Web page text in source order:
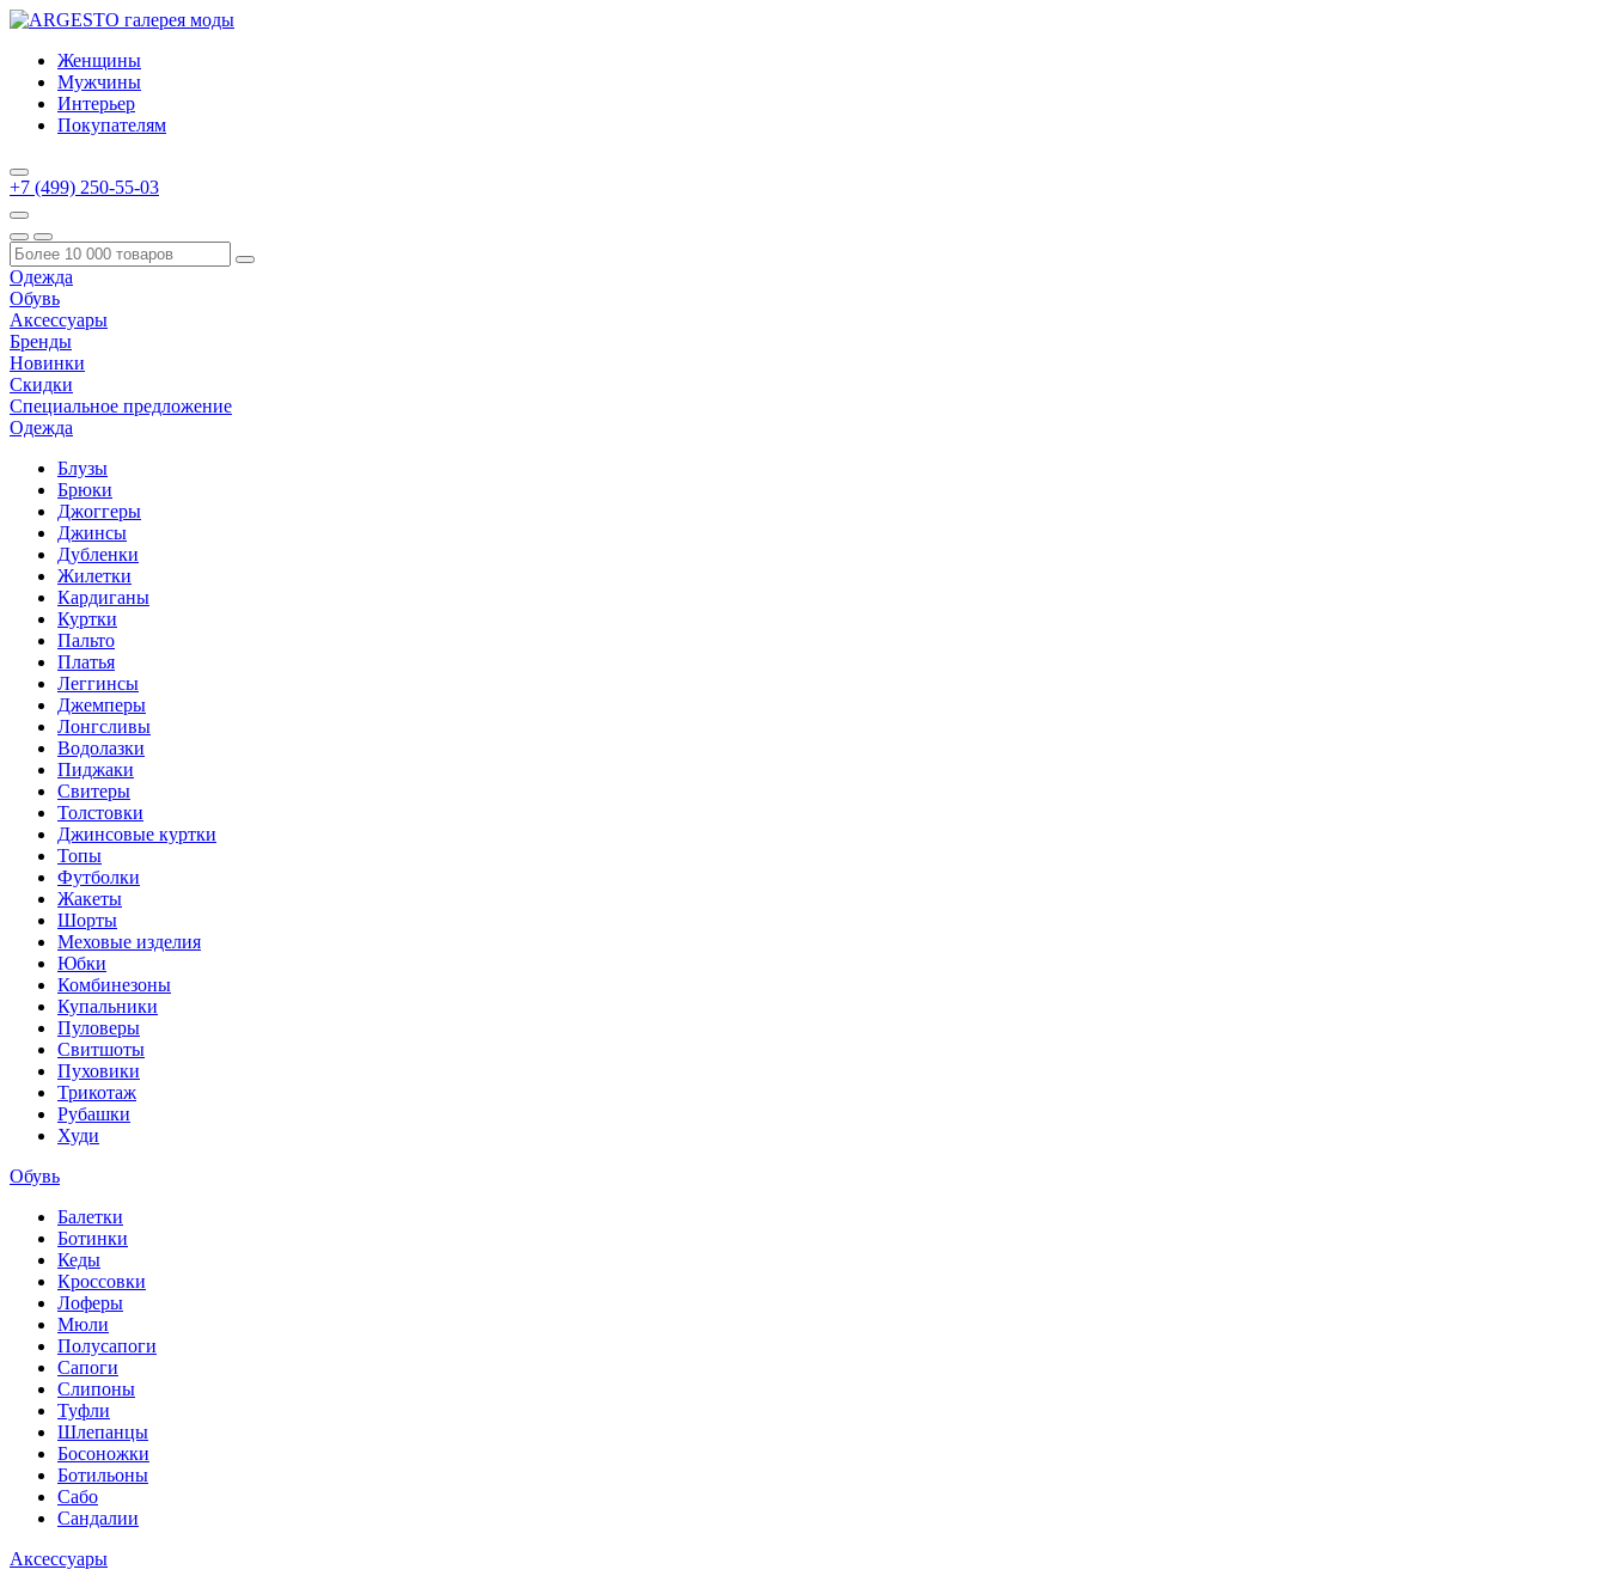
Женщины
Мужчины
Интерьер
Покупателям
+7 (499) 250-55-03
Одежда
Обувь
Аксессуары
Бренды
Новинки
Скидки
Специальное предложение
Одежда
Блузы
Брюки
Джоггеры
Джинсы
Дубленки
Жилетки
Кардиганы
Куртки
Пальто
Платья
Леггинсы
Джемперы
Лонгсливы
Водолазки
Пиджаки
Свитеры
Толстовки
Джинсовые куртки
Топы
Футболки
Жакеты
Шорты
Меховые изделия
Юбки
Комбинезоны
Купальники
Пуловеры
Свитшоты
Пуховики
Трикотаж
Рубашки
Худи
Обувь
Балетки
Ботинки
Кеды
Кроссовки
Лоферы
Мюли
Полусапоги
Сапоги
Слипоны
Туфли
Шлепанцы
Босоножки
Ботильоны
Сабо
Сандалии
Аксессуары